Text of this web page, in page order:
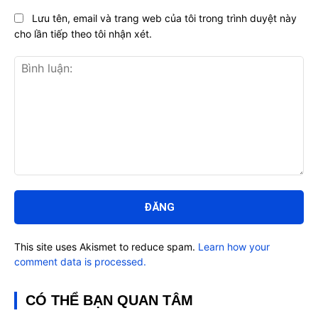
luận:
Lưu tên, email và trang web của tôi trong trình duyệt này
cho lần tiếp theo tôi nhận xét.
This site uses Akismet to reduce spam. Learn how your
comment data is processed.
CÓ THỂ BẠN QUAN TÂM